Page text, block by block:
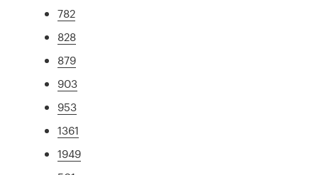
782
828
879
903
953
1361
1949